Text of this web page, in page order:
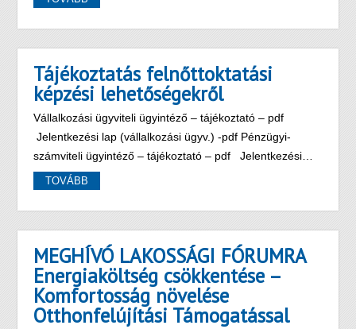
Tájékoztatás felnőttoktatási
képzési lehetőségekről
Vállalkozási ügyviteli ügyintéző – tájékoztató – pdf
Jelentkezési lap (vállalkozási ügyv.) -pdf Pénzügyi-
számviteli ügyintéző – tájékoztató – pdf Jelentkezési…
TOVÁBB
MEGHÍVÓ LAKOSSÁGI FÓRUMRA
Energiaköltség csökkentése –
Komfortosság növelése
Otthonfelújítási Támogatással